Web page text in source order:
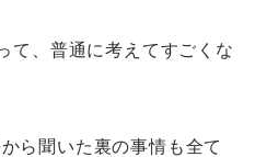
て、普通に考えてすごくな
ら聞いた裏の事情も全て